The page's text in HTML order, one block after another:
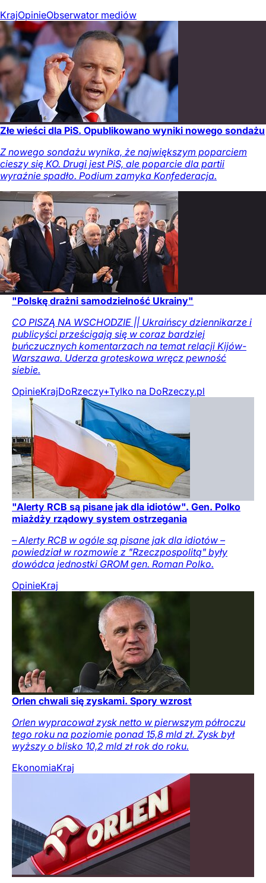
KrajOpinieObserwator mediów
Złe wieści dla PiS. Opublikowano wyniki nowego sondażu
Z nowego sondażu wynika, że największym poparciem
cieszy się KO. Drugi jest PiS, ale poparcie dla partii
wyraźnie spadło. Podium zamyka Konfederacja.
"Polskę drażni samodzielność Ukrainy"
CO PISZĄ NA WSCHODZIE || Ukraińscy dziennikarze i
publicyści prześcigają się w coraz bardziej
buńczucznych komentarzach na temat relacji Kijów-
Warszawa. Uderza groteskowa wręcz pewność
siebie.
OpinieKrajDoRzeczy+Tylko na DoRzeczy.pl
"Alerty RCB są pisane jak dla idiotów". Gen. Polko
miażdży rządowy system ostrzegania
– Alerty RCB w ogóle są pisane jak dla idiotów –
powiedział w rozmowie z "Rzeczpospolitą" były
dowódca jednostki GROM gen. Roman Polko.
OpinieKraj
Orlen chwali się zyskami. Spory wzrost
Orlen wypracował zysk netto w pierwszym półroczu
tego roku na poziomie ponad 15,8 mld zł. Zysk był
wyższy o blisko 10,2 mld zł rok do roku.
EkonomiaKraj